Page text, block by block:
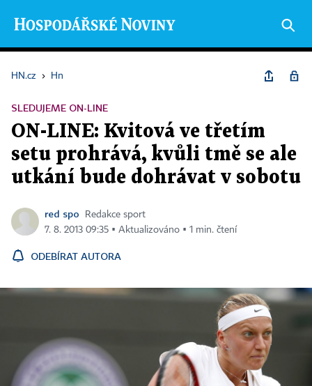
HN.cz › Hn
SLEDUJEME ON-LINE
ON-LINE: Kvitová ve třetím
setu prohrává, kvůli tmě se ale
utkání bude dohrávat v sobotu
red spo
Redakce sport
7. 8. 2013 09:35 ▪ Aktualizováno ▪ 1 min. čtení
ODEBÍRAT AUTORA